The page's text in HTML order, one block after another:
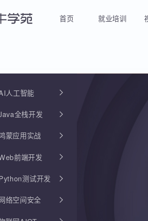
首页 就业培训
AI人工智能
Java全栈开发
鸿蒙应用实战
Web前端开发
Python测试开发
网络空间安全